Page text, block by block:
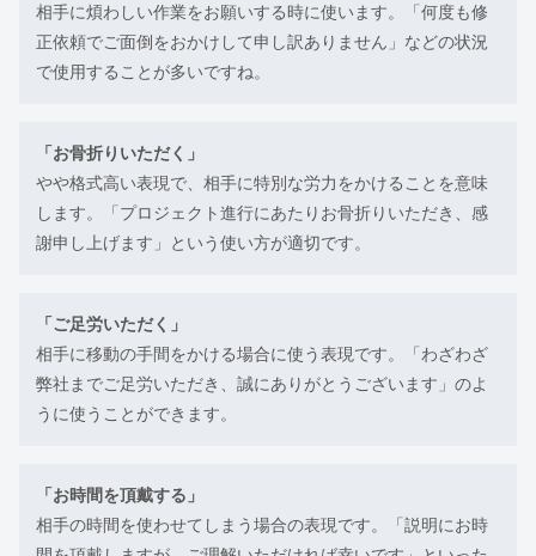
相手に煩わしい作業をお願いする時に使います。「何度も修
正依頼でご面倒をおかけして申し訳ありません」などの状況
で使用することが多いですね。
「お骨折りいただく」
やや格式高い表現で、相手に特別な労力をかけることを意味
します。「プロジェクト進行にあたりお骨折りいただき、感
謝申し上げます」という使い方が適切です。
「ご足労いただく」
相手に移動の手間をかける場合に使う表現です。「わざわざ
弊社までご足労いただき、誠にありがとうございます」のよ
うに使うことができます。
「お時間を頂戴する」
相手の時間を使わせてしまう場合の表現です。「説明にお時